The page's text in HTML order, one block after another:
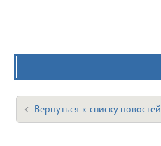
Вернуться к списку новостей